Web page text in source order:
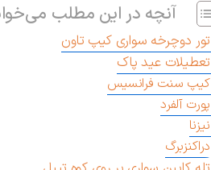
آنچه در این مطلب
تور دوچرخه سواری کیپ تاون
تعطیلات عید پاک
کیپ سنت فرانسیس
پورت آلفرد
نیزنا
دراکنزبرگ